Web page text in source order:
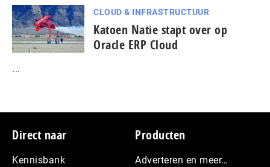
CLOUD & INFRASTRUCTUUR
Katoen Natie stapt over op
Oracle ERP Cloud
...
Footer
Direct naar
Kennisbank
Producten
Adverteren en meer…